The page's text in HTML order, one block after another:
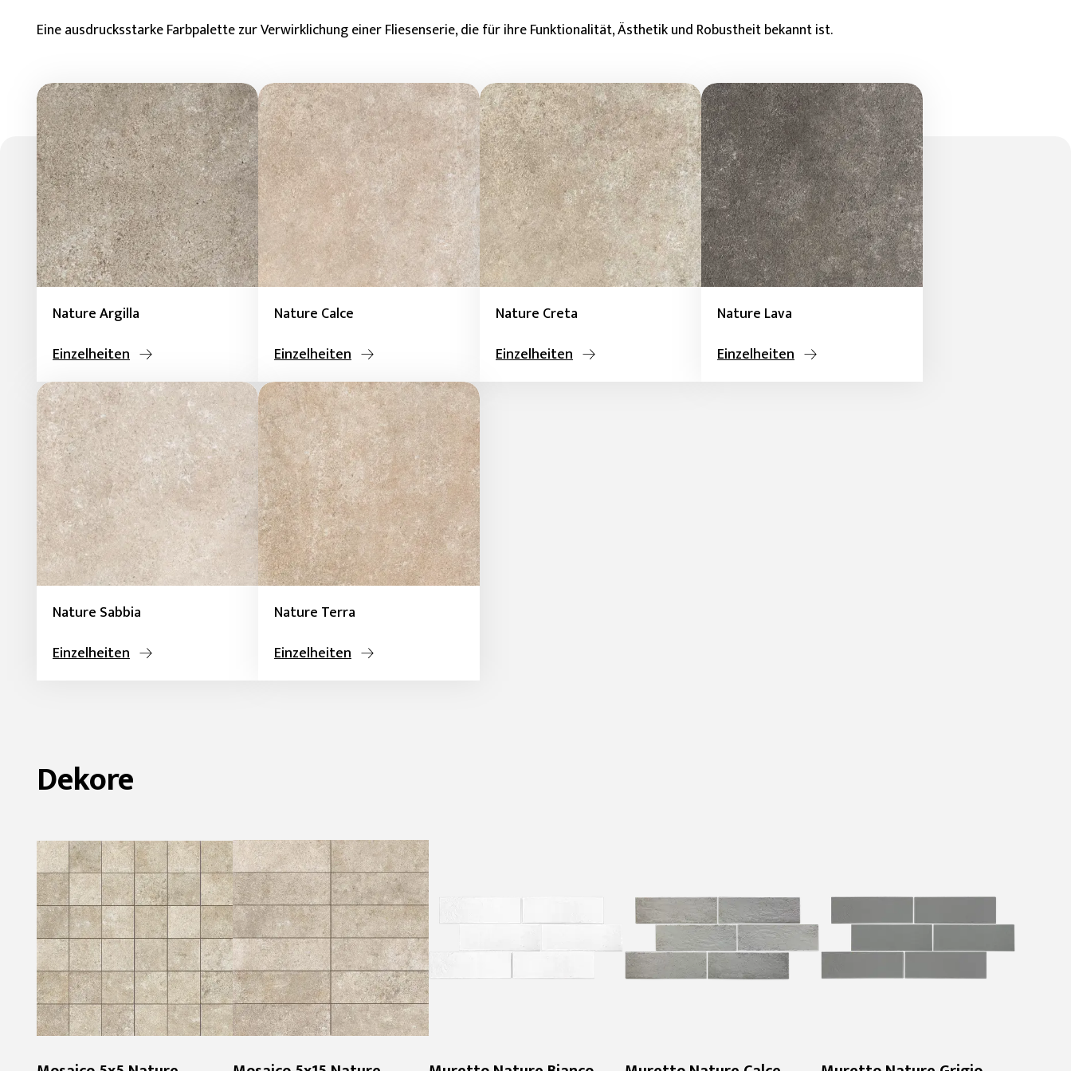
Eine ausdrucksstarke Farbpalette zur Verwirklichung einer Fliesenserie, die für ihre Funktionalität, Ästhetik und Robustheit bekannt ist.
Nature Argilla
Einzelheiten
Nature Calce
Einzelheiten
Nature Creta
Einzelheiten
Nature Lava
Einzelheiten
Nature Sabbia
Einzelheiten
Nature Terra
Einzelheiten
Dekore